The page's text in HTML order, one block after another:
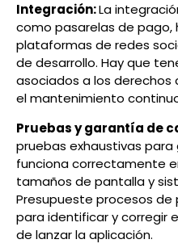
Integración:La
como pasarelas de pago,
plataformas de redes
de desarrollo. Hay que
asociados a los derechos
el mantenimiento
Pruebas y garantía de
pruebas exhaustivas
funciona correctamente
tamaños de pantalla y
Presupueste procesos
para identificar y corregir
de lanzar la aplicación.